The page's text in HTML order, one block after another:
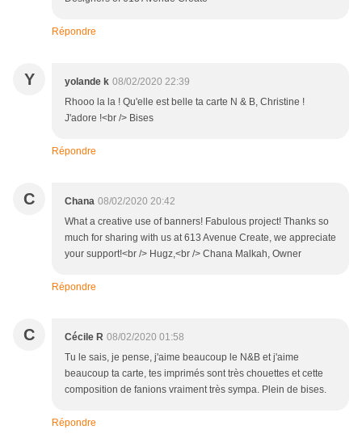
Répondre
Y yolande k 08/02/2020 22:39
Rhooo la la ! Qu'elle est belle ta carte N & B, Christine !
J'adore !<br /> Bises
Répondre
C Chana 08/02/2020 20:42
What a creative use of banners! Fabulous project! Thanks so
much for sharing with us at 613 Avenue Create, we appreciate
your support!<br /> Hugz,<br /> Chana Malkah, Owner
Répondre
C Cécile R 08/02/2020 01:58
Tu le sais, je pense, j'aime beaucoup le N&B et j'aime
beaucoup ta carte, tes imprimés sont très chouettes et cette
composition de fanions vraiment très sympa. Plein de bises.
Répondre